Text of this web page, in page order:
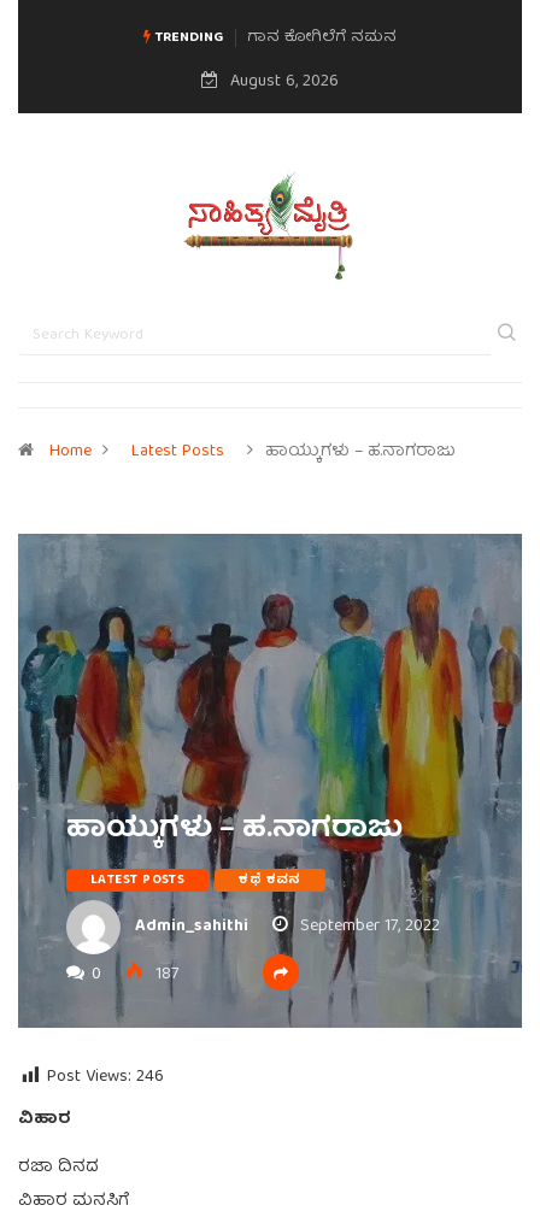
TRENDING ಗಾನ ಕೋಗಿಲೆಗೆ ನಮನ ಮನಸಿನ ಸವಿಭಾವ
August 6, 2026
Home Latest Posts ಹಾಯ್ಕುಗಳು – ಹ.ನಾಗರಾಜು
ಹಾಯ್ಕುಗಳು – ಹ.ನಾಗರಾಜು
LATEST POSTS ಕಥೆ ಕವನ
Admin_sahithi
September 17, 2022
0
187
Post Views: 246
ವಿಹಾರ
ರಜಾ ದಿನದ
ವಿಹಾರ ಮನಸಿಗೆ